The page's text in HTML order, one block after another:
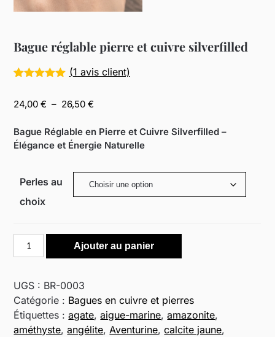
Bague réglable pierre et cuivre silverfilled
basé sur
(1 avis client)
24,00€ – 26,50€
prix :
24,00 €
26,50 €
Bague Réglable en Pierre et Cuivre Silverfilled –
Élégance et Énergie Naturelle
Perles au
choix
quantité
de
réglable
pierre
et
cuivre
Ajouter au panier
UGS : BR-0003
Catégorie : Bagues en cuivre et pierres
Étiquettes :agate,aigue-marine,amazonite,
améthyste,angélite,Aventurine,calcite jaune,